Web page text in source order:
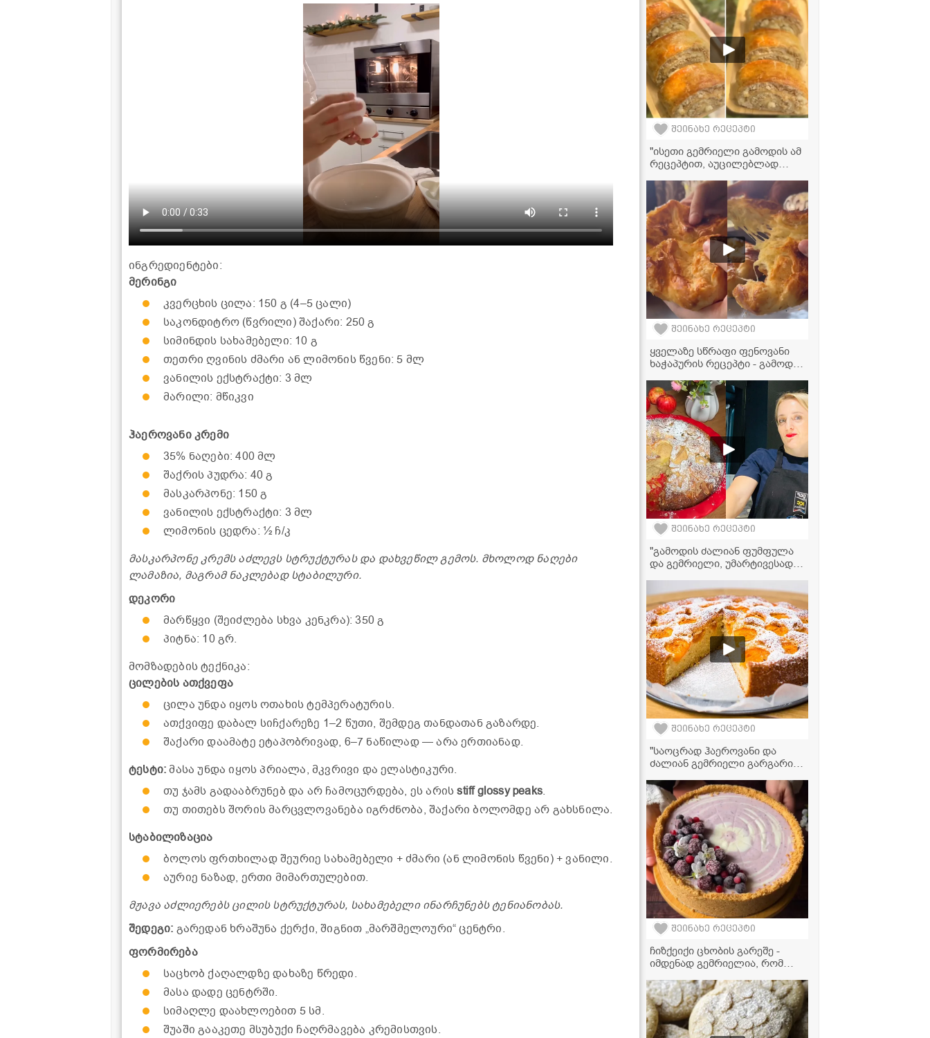
ინგრედიენტები:
მერინგი
კვერცხის ცილა: 150 გ (4–5 ცალი)
საკონდიტრო (წვრილი) შაქარი: 250 გ
სიმინდის სახამებელი: 10 გ
თეთრი ღვინის ძმარი ან ლიმონის წვენი: 5 მლ
ვანილის ექსტრაქტი: 3 მლ
მარილი: მწიკვი
ჰაეროვანი კრემი
35% ნაღები: 400 მლ
შაქრის პუდრა: 40 გ
მასკარპონე: 150 გ
ვანილის ექსტრაქტი: 3 მლ
ლიმონის ცედრა: ½ ჩ/კ
მასკარპონე კრემს აძლევს სტრუქტურას და დახვეწილ გემოს. მხოლოდ ნაღები
ლამაზია, მაგრამ ნაკლებად სტაბილური.
დეკორი
მარწყვი (შეიძლება სხვა კენკრა): 350 გ
პიტნა: 10 გრ.
მომზადების ტექნიკა:
ცილების ათქვეფა
ცილა უნდა იყოს ოთახის ტემპერატურის.
ათქვიფე დაბალ სიჩქარეზე 1–2 წუთი, შემდეგ თანდათან გაზარდე.
შაქარი დაამატე ეტაპობრივად, 6–7 ნაწილად — არა ერთიანად.
ტესტი:მასა უნდა იყოს პრიალა, მკვრივი და ელასტიკური.
თუ ჯამს გადააბრუნებ და არ ჩამოცურდება, ეს არისstiff glossy peaks.
თუ თითებს შორის მარცვლოვანება იგრძნობა, შაქარი ბოლომდე არ გახსნილა.
სტაბილიზაცია
ბოლოს ფრთხილად შეურიე სახამებელი + ძმარი (ან ლიმონის წვენი) + ვანილი.
აურიე ნაზად, ერთი მიმართულებით.
მჟავა აძლიერებს ცილის სტრუქტურას, სახამებელი ინარჩუნებს ტენიანობას.
შედეგი: გარედან ხრაშუნა ქერქი, შიგნით „მარშმელოური“ ცენტრი.
ფორმირება
საცხობ ქაღალდზე დახაზე წრედი.
მასა დადე ცენტრში.
სიმაღლე დაახლოებით 5 სმ.
შუაში გააკეთე მსუბუქი ჩაღრმავება კრემისთვის.
შეინახე რეცეპტი
"ისეთი გემრიელი გამოდის ამ
რეცეპტით, აუცილებლად
ქადის ვიდეორეცეპტი
შეინახე რეცეპტი
ყველაზე სწრაფი ფენოვანი
ხაჭაპურის რეცეპტი - გამოდის
შეინახე რეცეპტი
"გამოდის ძალიან ფუმფულა
და გემრიელი, უმარტივესად
ვიდეორეცეპტი
შეინახე რეცეპტი
"საოცრად ჰაეროვანი და
ძალიან გემრიელი გარგარის
ვიდეორეცეპტი
შეინახე რეცეპტი
ჩიზქეიქი ცხობის გარეშე -
იმდენად გემრიელია, რომ